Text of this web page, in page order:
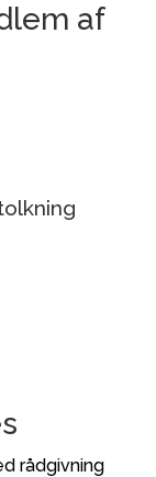
af
rådgivning